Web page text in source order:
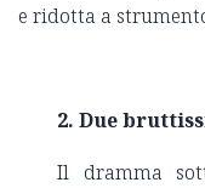
e ridotta a
2. Due
Il dramma